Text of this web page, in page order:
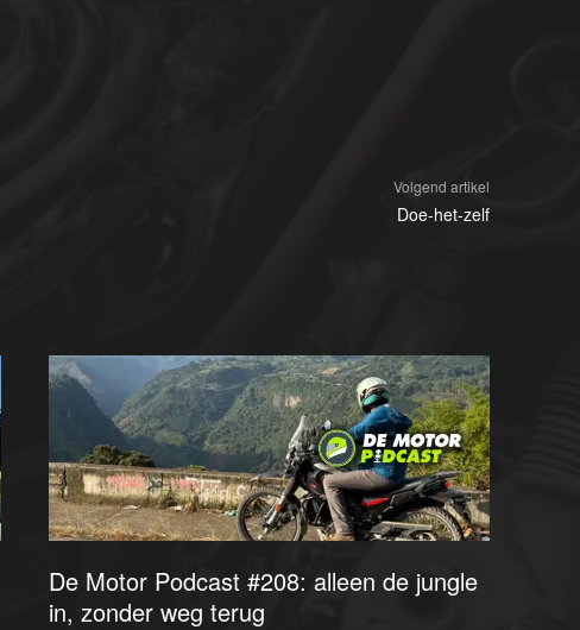
Volgend artikel
Doe-het-zelf
De Motor Podcast #208: alleen de jungle
in, zonder weg terug